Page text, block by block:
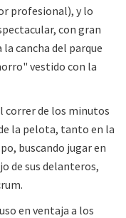
profesional), y lo
con gran
cancha del parque
vestido con la
correr de los minutos
la pelota, tanto en la
buscando jugar en
de sus delanteros,
en ventaja a los